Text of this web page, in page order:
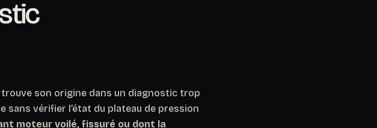
son origine dans un diagnostic trop
sans vérifier l’état du plateau de pression
moteur voilé, fissuré ou dont la